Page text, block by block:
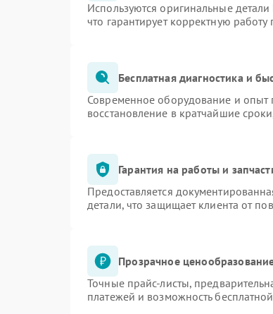
Используются оригинальные
что гарантирует корректную
Бесплатная диагностика и
Современное оборудование и опыт
восстановление в кратчайшие
Гарантия на работы и
Предоставляется
детали, что защищает клиента от
Прозрачное
Точные прайс-листы,
платежей и возможность